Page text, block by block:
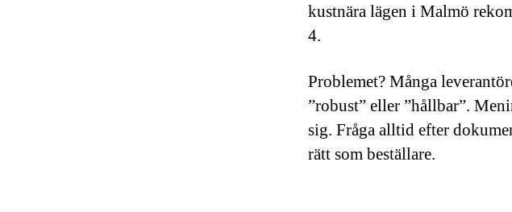
kustnära lägen i Malmö
4.
Problemet? Många
”robust” eller ”hållbar”.
sig. Fråga alltid efter
rätt som beställare.